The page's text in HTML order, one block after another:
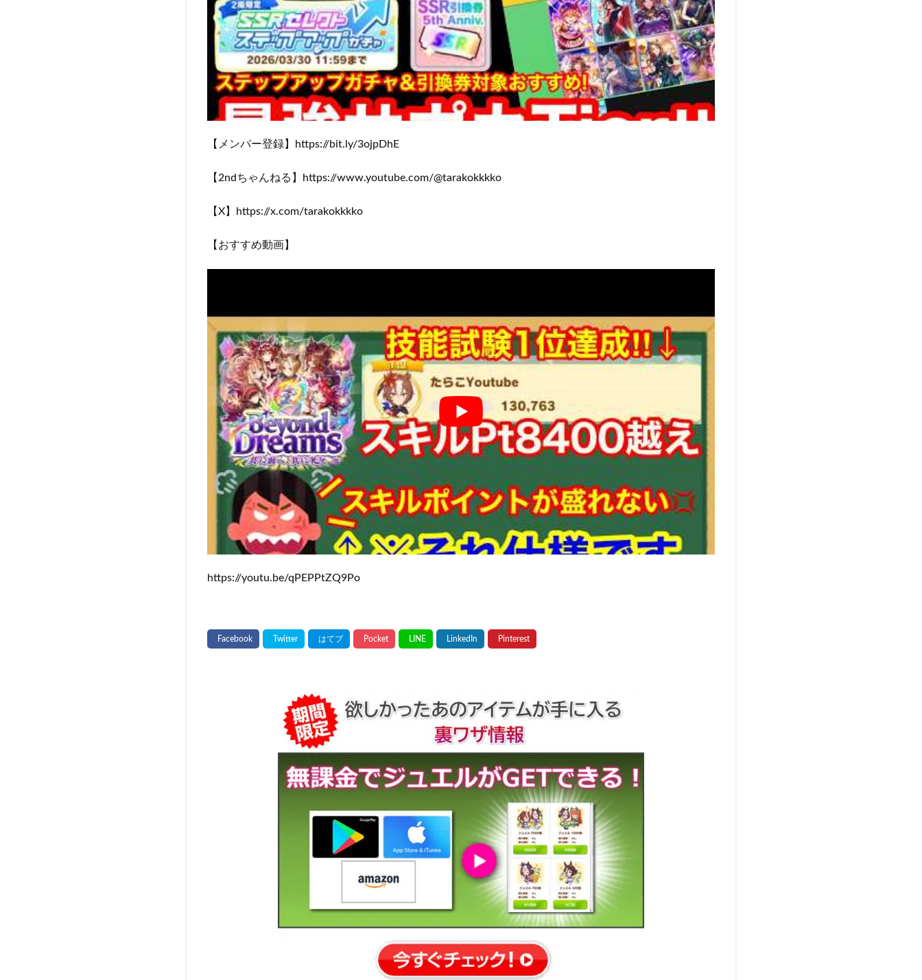
【メンバー登録】https://bit.ly/3ojpDhE
【2ndちゃんねる】https://www.youtube.com/@tarakokkkko
【X】https://x.com/tarakokkkko
【おすすめ動画】
https://youtu.be/qPEPPtZQ9Po